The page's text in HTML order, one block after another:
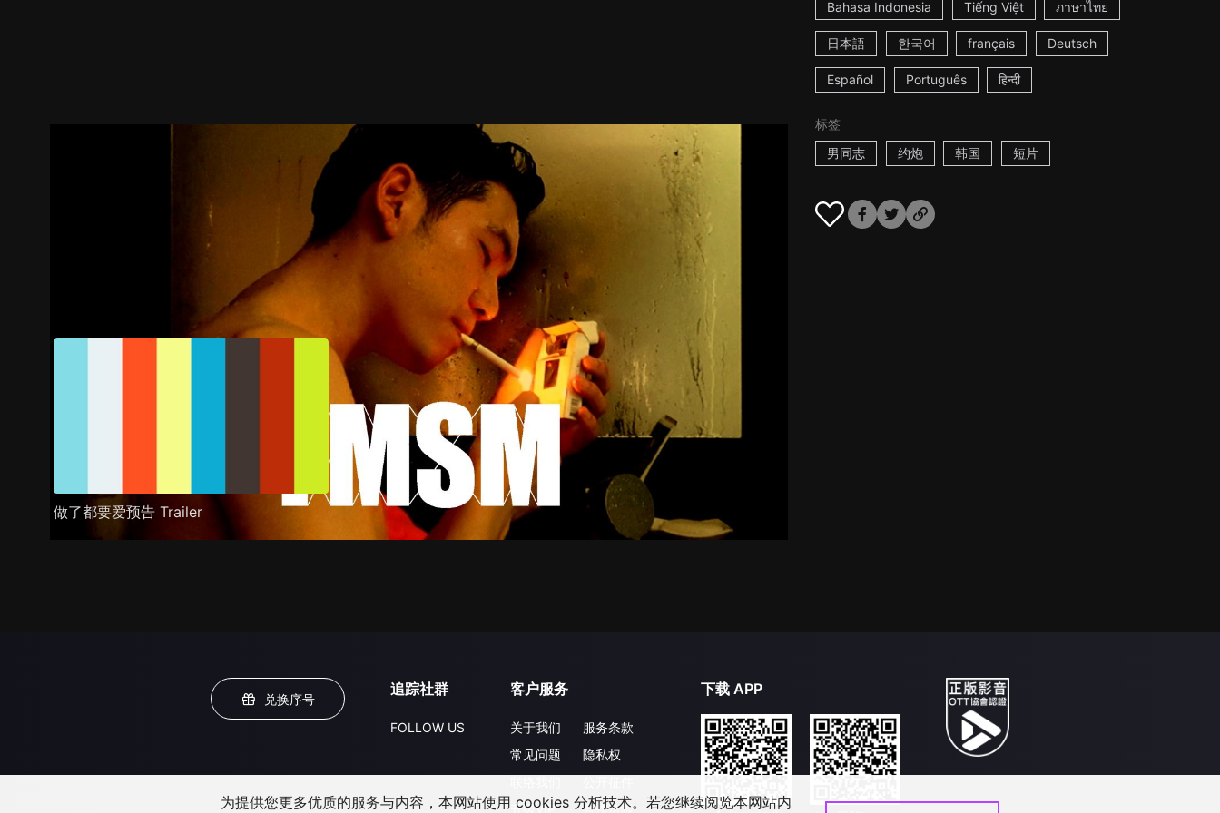
Bahasa Indonesia Tiếng Việt ภาษาไทย
日本語 한국어 français Deutsch
Español Português हिन्दी
标签
男同志
约炮 韩国 短片
剧情介绍
做了都要爱预告 Trailer
兑换序号
追踪社群
FOLLOW US
客户服务
关于我们
常见问题
升级VIP
服务条款
隐私权
合作洽談
下载 APP
为提供您更多优质的服务与内容，本网站使用 cookies 分析技术。若您继续阅览本网站内